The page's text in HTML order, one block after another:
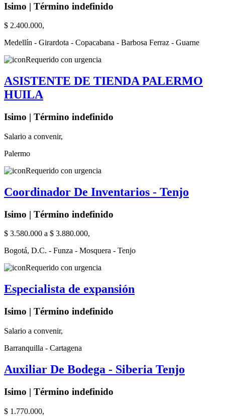
Isimo | Término indefinido
$ 2.400.000,
Medellín - Girardota - Copacabana - Barbosa Ferraz - Guarne
Requerido con urgencia
ASISTENTE DE TIENDA PALERMO
HUILA
Isimo | Término indefinido
Salario a convenir,
Palermo
Requerido con urgencia
Coordinador De Inventarios - Tenjo
Isimo | Término indefinido
$ 3.580.000 a $ 3.880.000,
Bogotá, D.C. - Funza - Mosquera - Tenjo
Requerido con urgencia
Especialista de expansión
Isimo | Término indefinido
Salario a convenir,
Barranquilla - Cartagena
Auxiliar De Bodega - Siberia Tenjo
Isimo | Término indefinido
$ 1.770.000,